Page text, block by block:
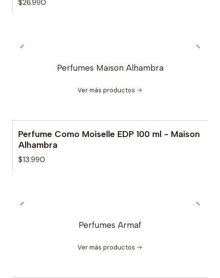
$26.990
Perfumes Maison Alhambra
Ver más productos
Agotado
Perfume Como Moiselle EDP 100 ml - Maison
Alhambra
$13.990
Perfumes Armaf
Ver más productos